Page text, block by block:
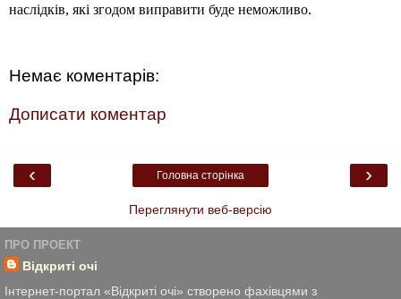
наслідків, які згодом виправити буде неможливо.
Немає коментарів:
Дописати коментар
‹ ›
Головна сторінка
Переглянути веб-версію
ПРО ПРОЕКТ
Відкриті очі
Інтернет-портал «Відкриті очі» створено фахівцями з